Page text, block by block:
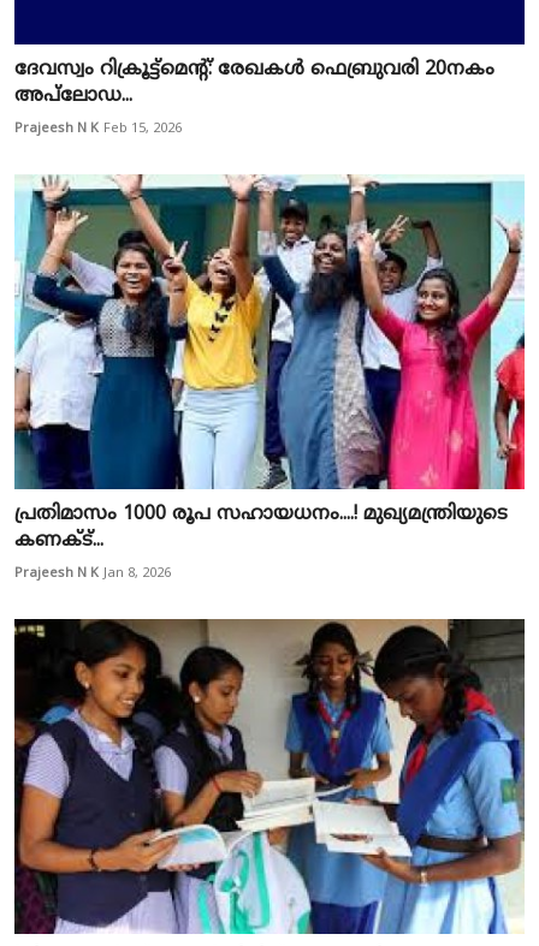
ദേവസ്വം റിക്രൂട്ട്മെന്റ്: രേഖകൾ ഫെബ്രുവരി 20നകം
അപ്‌ലോഡ...
Prajeesh N K Feb 15, 2026
പ്രതിമാസം 1000 രൂപ സഹായധനം....! മുഖ്യമന്ത്രിയുടെ
കണക്ട്...
Prajeesh N K Jan 8, 2026